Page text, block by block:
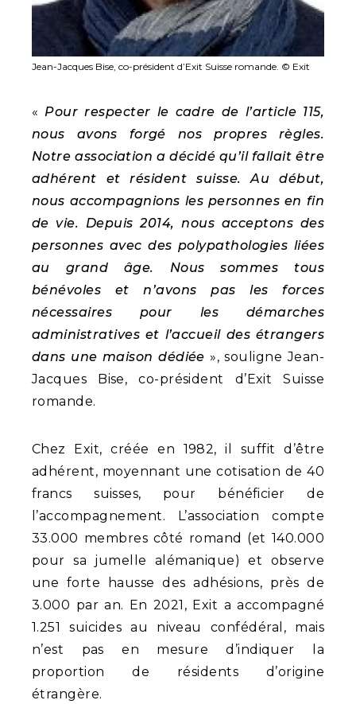
Jean-Jacques Bise, co-président d’Exit Suisse romande. © Exit
« Pour respecter le cadre de l’article 115,
nous avons forgé nos propres règles.
Notre association a décidé qu’il fallait être
adhérent et résident suisse. Au début,
nous accompagnions les personnes en fin
de vie. Depuis 2014, nous acceptons des
personnes avec des polypathologies liées
au grand âge. Nous sommes tous
bénévoles et n’avons pas les forces
nécessaires pour les démarches
administratives et l’accueil des étrangers
dans une maison dédiée», souligne Jean-
Jacques Bise, co-président d’Exit Suisse
romande.
Chez Exit, créée en 1982, il suffit d’être
adhérent, moyennant une cotisation de 40
francs suisses, pour bénéficier de
l’accompagnement. L’association compte
33.000 membres côté romand (et 140.000
pour sa jumelle alémanique) et observe
une forte hausse des adhésions, près de
3.000 par an. En 2021, Exit a accompagné
1.251 suicides au niveau confédéral, mais
n’est pas en mesure d’indiquer la
proportion de résidents d’origine
étrangère.